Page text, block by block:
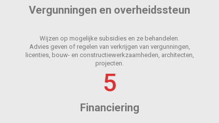
Vergunningen en overheidssteun
Wijzen op mogelijke subsidies en ze behandelen.
Advies geven of regelen van verkrijgen van vergunningen,
licenties, bouw- en constructiewerkzaamheden, architecten,
projecten.
5
Financiering